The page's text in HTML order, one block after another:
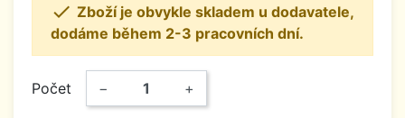
 Zboží je obvykle skladem u dodavatele,
dodáme během 2-3 pracovních dní.
Počet − +